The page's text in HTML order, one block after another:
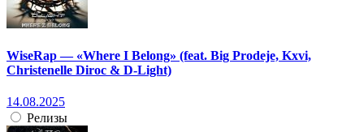
WiseRap — «Where I Belong» (feat. Big Prodeje, Kxvi,
Christenelle Diroc & D-Light)
14.08.2025
Релизы